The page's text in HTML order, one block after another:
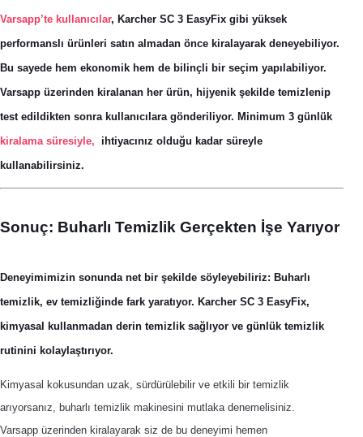
Varsapp’te kullanıcılar, Karcher SC 3 EasyFix gibi yüksek
performanslı ürünleri satın almadan önce kiralayarak deneyebiliyor.
Bu sayede hem ekonomik hem de bilinçli bir seçim yapılabiliyor.
Varsapp üzerinden kiralanan her ürün, hijyenik şekilde temizlenip
test edildikten sonra kullanıcılara gönderiliyor. Minimum 3 günlük
kiralama süresiyle,
ihtiyacınız olduğu kadar süreyle
kullanabilirsiniz.
Sonuç: Buharlı Temizlik Gerçekten İşe Yarıyor
Deneyimimizin sonunda net bir şekilde söyleyebiliriz: Buharlı
temizlik, ev temizliğinde fark yaratıyor. Karcher SC 3 EasyFix,
kimyasal kullanmadan derin temizlik sağlıyor ve günlük temizlik
rutinini kolaylaştırıyor.
Kimyasal kokusundan uzak, sürdürülebilir ve etkili bir temizlik
arıyorsanız, buharlı temizlik makinesini mutlaka denemelisiniz.
Varsapp üzerinden kiralayarak siz de bu deneyimi hemen